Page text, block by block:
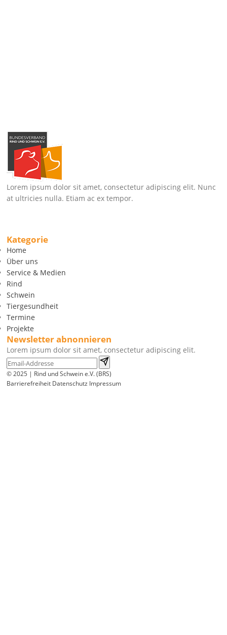
Lorem ipsum dolor sit amet, consectetur adipiscing elit. Nunc
at ultricies nulla. Etiam ac ex tempor.
Kategorie
Home
Über uns
Service & Medien
Rind
Schwein
Tiergesundheit
Termine
Projekte
Newsletter abnonnieren
Lorem ipsum dolor sit amet, consectetur adipiscing elit.
© 2025 | Rind und Schwein e.V. (BRS)
Barrierefreiheit Datenschutz Impressum